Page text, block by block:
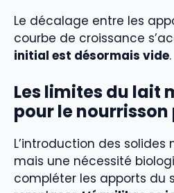
Le décalage entre les
courbe de croissance
initial est désormais vide.
Les limites du lait
pour le nourrisson
L’introduction des solides
mais une nécessité
compléter les apports du